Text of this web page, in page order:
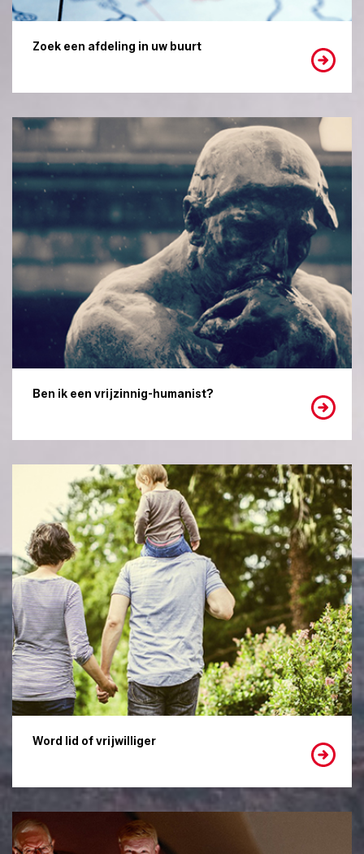
Zoek een afdeling in uw buurt
Ben ik een vrijzinnig-humanist?
Word lid of vrijwilliger